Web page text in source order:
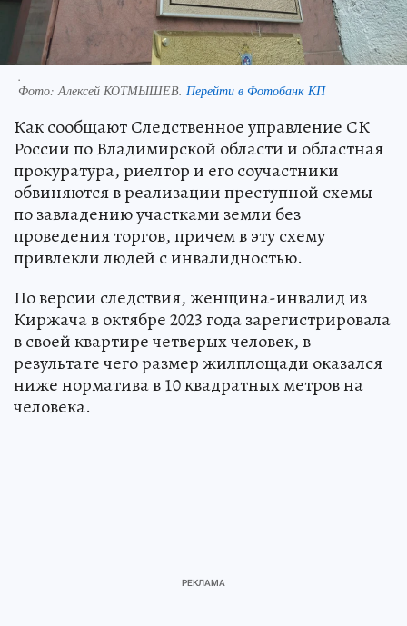
.
Фото:Алексей КОТМЫШЕВ. Перейти в Фотобанк КП
Как сообщают Следственное управление СК
России по Владимирской области и областная
прокуратура, риелтор и его соучастники
обвиняются в реализации преступной схемы
по завладению участками земли без
проведения торгов, причем в эту схему
привлекли людей с инвалидностью.
По версии следствия, женщина-инвалид из
Киржача в октябре 2023 года зарегистрировала
в своей квартире четверых человек, в
результате чего размер жилплощади оказался
ниже норматива в 10 квадратных метров на
человека.